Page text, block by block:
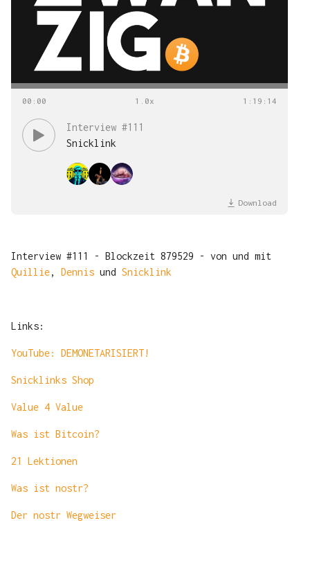
00 : 00 1 : 19 : 14
Interview #111
Snicklink
Download
Interview #111 - Blockzeit 879529 - von und mit
Quillie, Dennis und Snicklink
Links:
YouTube: DEMONETARISIERT!
Snicklinks Shop
Value 4 Value
Was ist Bitcoin?
21 Lektionen
Was ist nostr?
Der nostr Wegweiser